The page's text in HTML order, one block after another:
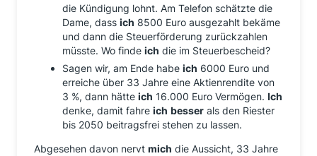
die Kündigung lohnt. Am Telefon schätzte die
Dame, dass ich 8500 Euro ausgezahlt bekäme
und dann die Steuerförderung zurückzahlen
müsste. Wo finde ich die im Steuerbescheid?
Sagen wir, am Ende habe ich 6000 Euro und
erreiche über 33 Jahre eine Aktienrendite von
3 %, dann hätte ich 16.000 Euro Vermögen. Ich
denke, damit fahre ich besser als den Riester
bis 2050 beitragsfrei stehen zu lassen.
Abgesehen davon nervt mich die Aussicht, 33 Jahre